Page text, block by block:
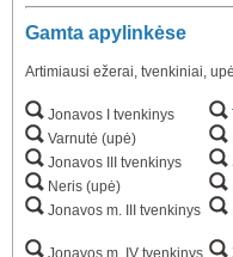
Gamta apylinkėse
Artimiausi ežerai, tvenkiniai,
Jonavos I tvenkinys
Varnutė (upė)
Jonavos III tvenkinys
Neris (upė)
Jonavos m. III tvenkinys